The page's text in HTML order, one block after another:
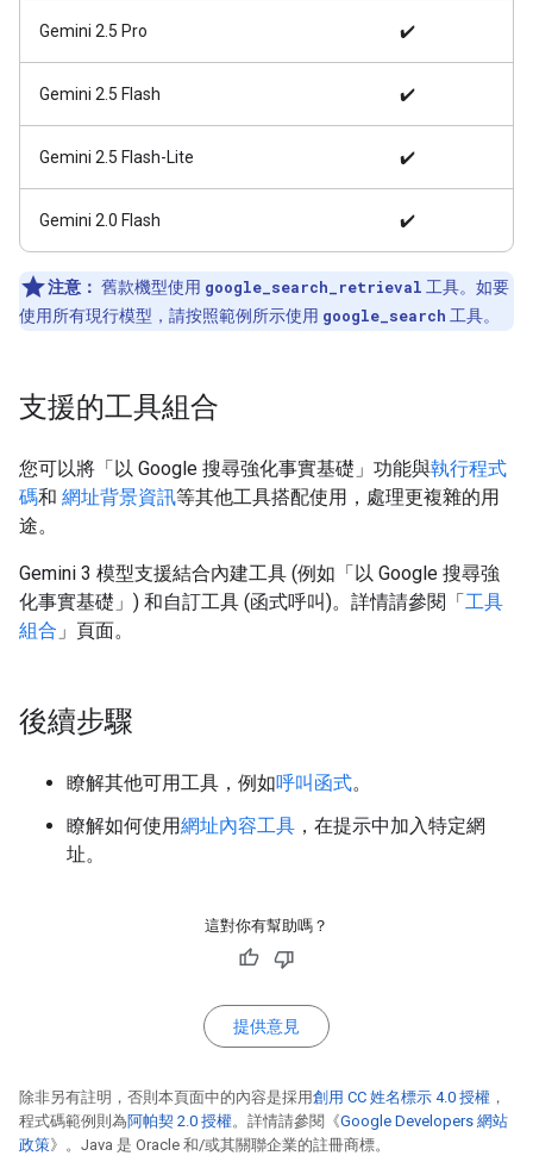
Gemini 2.5 Pro ✔️
Gemini 2.5 Flash ✔️
Gemini 2.5 Flash-Lite ✔️
Gemini 2.0 Flash ✔️
注意： 舊款機型使用 google_search_retrieval 工具。如要
使用所有現行模型，請按照範例所示使用 google_search 工具。
支援的工具組合
您可以將「以 Google 搜尋強化事實基礎」功能與執行程式
碼和 網址背景資訊等其他工具搭配使用，處理更複雜的用
途。
Gemini 3 模型支援結合內建工具 (例如「以 Google 搜尋強
化事實基礎」) 和自訂工具 (函式呼叫)。詳情請參閱「工具
組合 」頁面。
後續步驟
瞭解其他可用工具，例如呼叫函式。
瞭解如何使用網址內容工具 ，在提示中加入特定網
址。
這對你有幫助嗎？
提供意見
除非另有註明，否則本頁面中的內容是採用創用 CC 姓名標示 4.0 授權 ，
程式碼範例則為阿帕契 2.0 授權。詳情請參閱《Google Developers 網站
政策》。Java 是 Oracle 和/或其關聯企業的註冊商標。